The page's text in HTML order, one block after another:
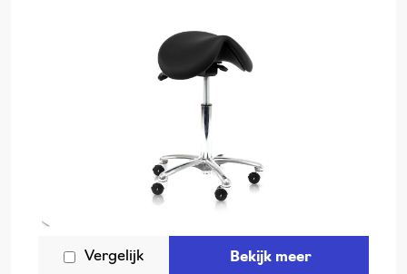
Vergelijk Bekijk meer